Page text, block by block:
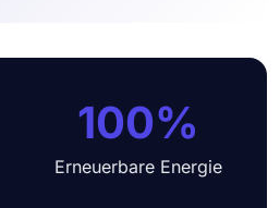
100%
Erneuerbare Energie